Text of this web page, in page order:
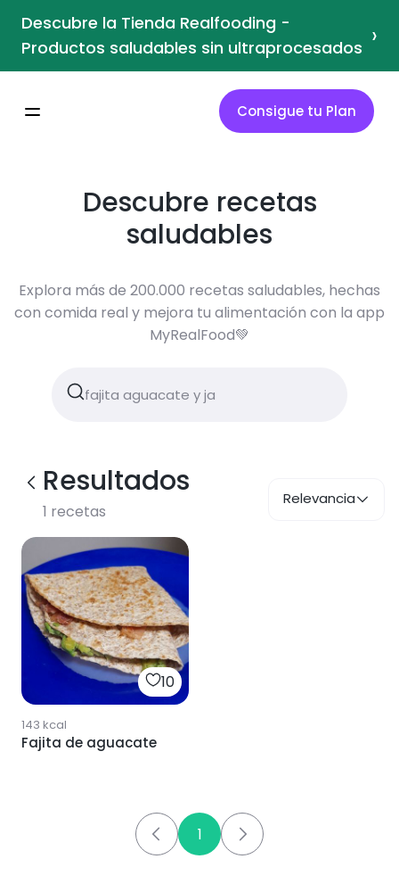
Descubre la Tienda Realfooding -
Productos saludables sin ultraprocesados ›
Consigue tu Plan
Descubre recetas
saludables
Explora más de 200.000 recetas saludables, hechas
con comida real y mejora tu alimentación con la app
MyRealFood💚
Resultados
1 recetas
Relevancia
10
143 kcal
Fajita de aguacate
1